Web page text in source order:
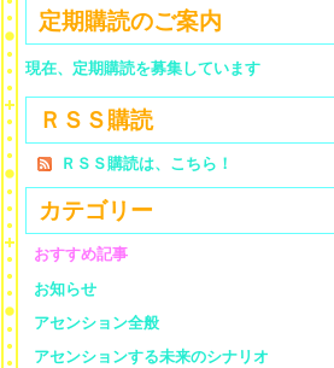
定期購読のご案内
現在、定期購読を募集しています
ＲＳＳ購読
ＲＳＳ購読は、こちら！
カテゴリー
おすすめ記事
お知らせ
アセンション全般
アセンションする未来のシナリオ